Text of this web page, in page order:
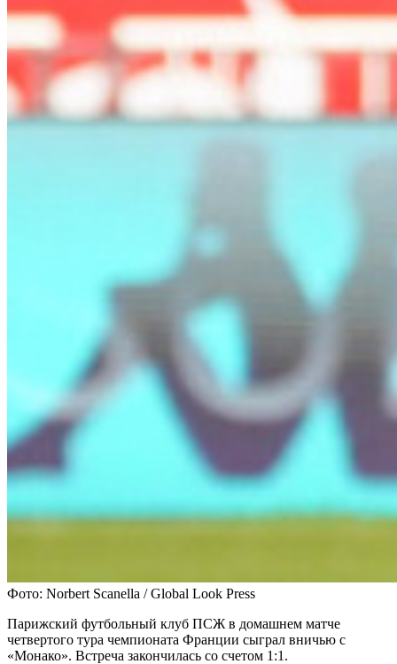
Фото: Norbert Scanella / Global Look Press
Парижский футбольный клуб ПСЖ в домашнем матче
четвертого тура чемпионата Франции сыграл вничью с
«Монако». Встреча закончилась со счетом 1:1.